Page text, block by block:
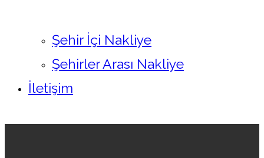
Şehir İçi Nakliye
Şehirler Arası Nakliye
İletişim